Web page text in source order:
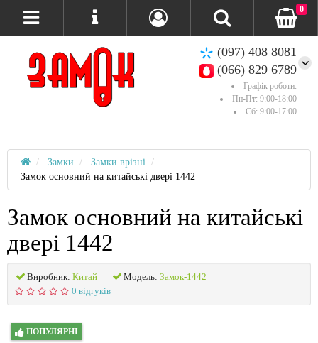
(097) 408 8081
(066) 829 6789
Графік роботи:
Пн-Пт: 9:00-18:00
Сб: 9:00-17:00
0
Замки
Замки врізні
Замок основний на китайські двері 1442
Замок основний на китайські
двері 1442
Виробник: Китай Модель: Замок-1442
0 відгуків
ПОПУЛЯРНІ